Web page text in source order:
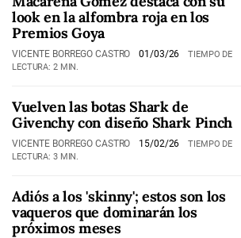
look en la alfombra roja en los
Premios Goya
VICENTE BORREGO CASTRO 01/03/26
TIEMPO DE
LECTURA: 2 MIN.
Vuelven las botas Shark de
Givenchy con diseño Shark Pinch
VICENTE BORREGO CASTRO 15/02/26
TIEMPO DE
LECTURA: 3 MIN.
Adiós a los 'skinny'; estos son los
vaqueros que dominarán los
próximos meses